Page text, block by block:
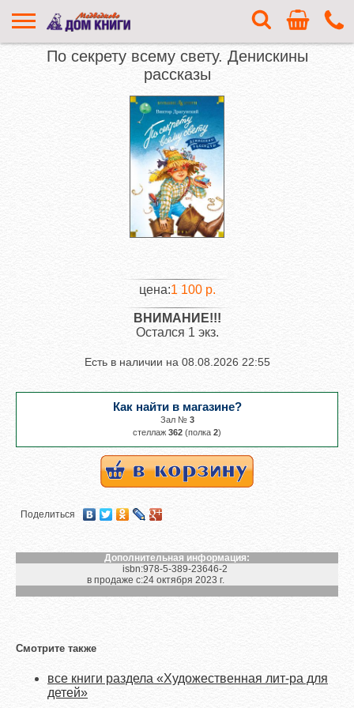
По секрету всему свету. Денискины
рассказы
Поделиться
Дополнительная информация:
isbn:978-5-389-23646-2
в продаже с:24 октября 2023 г.
Смотрите также
все книги раздела «Художественная лит-ра для
детей»
цена:1 100 р.
ВНИМАНИЕ!!!
Остался 1 экз.
Есть в наличии на 08.08.2026 22:55
Как найти в магазине?
Зал № 3
cтеллаж 362 (полка 2)